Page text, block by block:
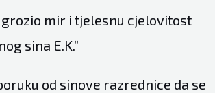
mir i tjelesnu cjelovitost
sina E.K.”
od sinove razrednice da se